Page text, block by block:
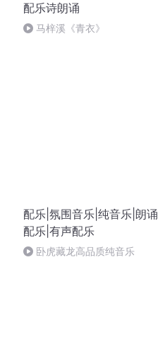
配乐诗朗诵
马梓溪《青衣》
配乐|氛围音乐|纯音乐|朗诵
配乐|有声配乐
卧虎藏龙高品质纯音乐